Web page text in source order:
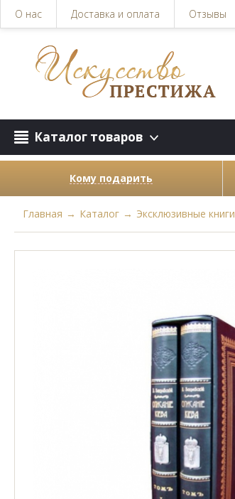
О нас Доставка и оплата Отзывы
Каталог товаров
Кому подарить
Главная → Каталог → Эксклюзивные книги